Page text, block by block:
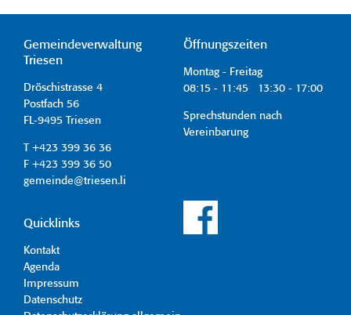
Gemeindeverwaltung
Triesen
Dröschistrasse 4
Postfach 56
FL-9495 Triesen
T +423 399 36 36
F +423 399 36 50
gemeinde@triesen.li
Öffnungszeiten
Montag - Freitag
08:15 - 11:45 13:30 - 17:00
Sprechstunden nach
Vereinbarung
Quicklinks
Kontakt
Agenda
Impressum
Datenschutz